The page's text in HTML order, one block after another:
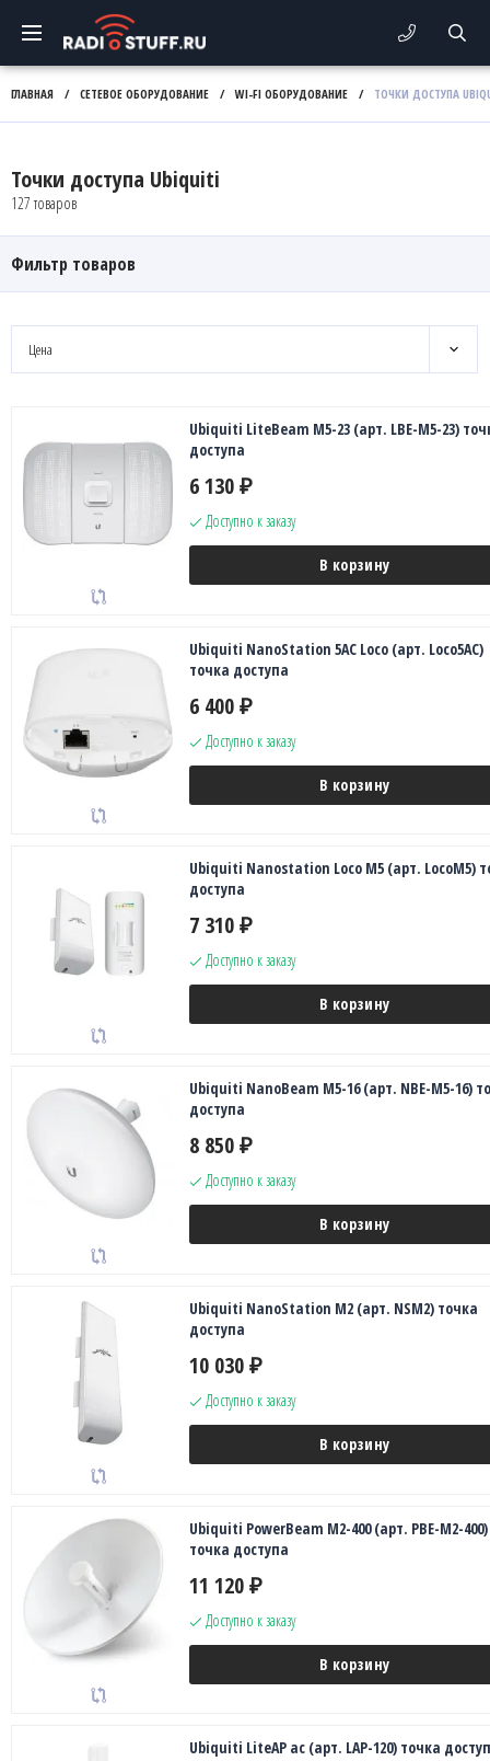
ГЛАВНАЯ / СЕТЕВОЕ ОБОРУДОВАНИЕ / WI-FI ОБОРУДОВАНИЕ / ТОЧКИ ДОСТУПА
Точки доступа Ubiquiti
127 товаров
Фильтр товаров
Цена
Ubiquiti LiteBeam M5-23 (арт. LBE-M5-23)
доступа
6 130 ₽
Доступно к заказу
В корзину
Ubiquiti NanoStation 5AC Loco (арт. Loco5AC)
точка доступа
6 400 ₽
Доступно к заказу
В корзину
Ubiquiti Nanostation Loco M5 (арт. LocoM5)
доступа
7 310 ₽
Доступно к заказу
В корзину
Ubiquiti NanoBeam M5-16 (арт. NBE-M5-16)
доступа
8 850 ₽
Доступно к заказу
В корзину
Ubiquiti NanoStation M2 (арт. NSM2) точка
доступа
10 030 ₽
Доступно к заказу
В корзину
Ubiquiti PowerBeam M2-400 (арт. PBE-M2-400)
точка доступа
11 120 ₽
Доступно к заказу
В корзину
Ubiquiti LiteAP ac (арт. LAP-120) точка